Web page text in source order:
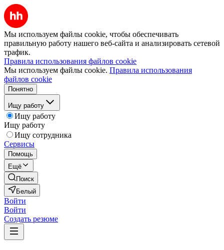
Мы используем файлы cookie, чтобы обеспечивать
правильную работу нашего веб-сайта и анализировать сетевой
трафик.
Правила использования файлов cookie
Мы используем файлы cookie. Правила использования
файлов cookie
Понятно
Ищу работу
Ищу работу
Ищу работу
Ищу сотрудника
Сервисы
Помощь
Ещё
Поиск
Белый
Войти
Войти
Создать резюме